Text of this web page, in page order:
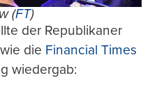
(FT)
der Republikaner
die Financial Times
wiedergab: